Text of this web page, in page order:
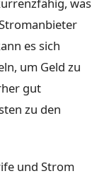
es sich
um Geld zu
gut
zu den
und Strom